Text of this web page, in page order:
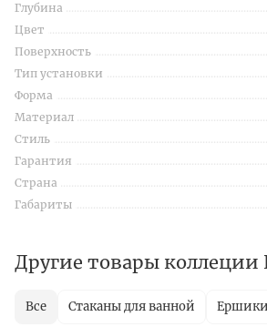
Глубина
Цвет
Поверхность
Тип установки
Форма
Материал
Стиль
Гарантия
Страна
Габариты
Другие товары коллеции
Все Стаканы для ванной Ершики